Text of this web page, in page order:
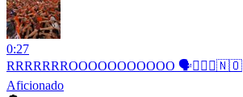
0:27
RRRRRRROOOOOOOOOOO 🗣️🚣🏻‍♂️🇳🇴
Aficionado